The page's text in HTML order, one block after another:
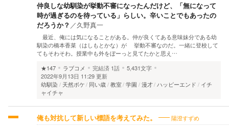
仲良しな幼馴染が挙動不審になったんだけど、「無になって
時が過ぎるのを待っている」らしい。辛いことでもあったの
だろうか？ ／久野真一
最近、俺には気になることがある。仲が良くてある意味妹分である幼
馴染の橋本香菜（はしもとかな）が 挙動不審なのだ。一緒に登校して
てもそわそわ。授業中も外をぼーっと見てたかと思え…
★147
ラブコメ 完結済 1話
5,431文字
2022年9月13日 11:29 更新
幼馴染
天然ボケ 同い歳 教室 学園 漫才 ハッピーエンド
イチ
ャイチャ
俺も対抗して新しい標語を考えてみた。 陽澄すずめ